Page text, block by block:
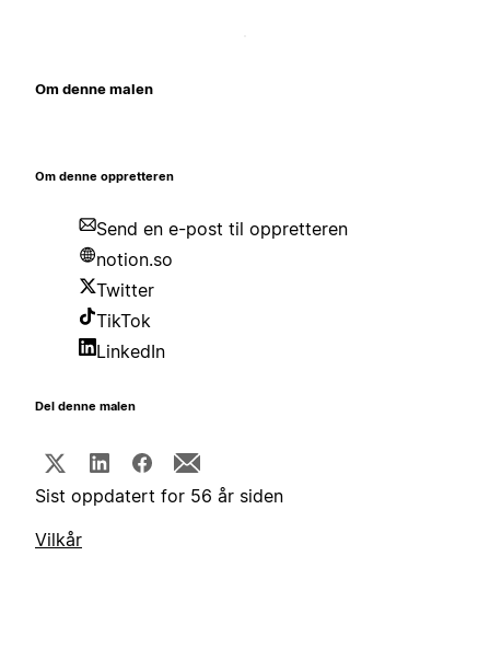
Om denne malen
Om denne oppretteren
Send en e-post til oppretteren
notion.so
Twitter
TikTok
LinkedIn
Del denne malen
Sist oppdatert for 56 år siden
Vilkår